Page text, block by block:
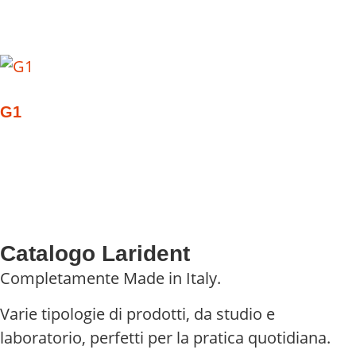
G1
Catalogo Larident
Completamente Made in Italy.
Varie tipologie di prodotti, da studio e
laboratorio, perfetti per la pratica quotidiana.